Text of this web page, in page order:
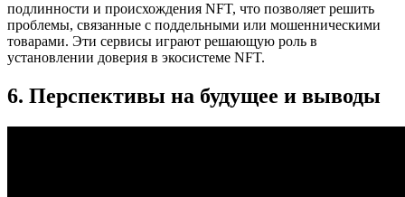
подлинности и происхождения NFT, что позволяет решить
проблемы, связанные с поддельными или мошенническими
товарами. Эти сервисы играют решающую роль в
установлении доверия в экосистеме NFT.
6. Перспективы на будущее и выводы